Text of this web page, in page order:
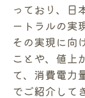
っており、日
ートラルの実
その実現に向
ことや、値上
て、消費電力
でご紹介して